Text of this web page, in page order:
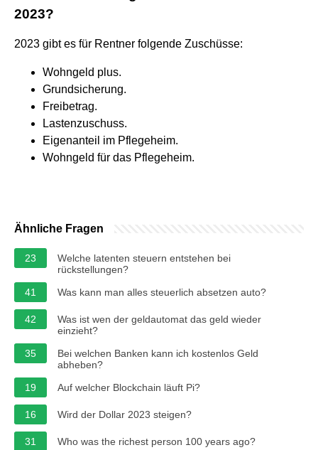
2023?
2023 gibt es für Rentner folgende Zuschüsse:
Wohngeld plus.
Grundsicherung.
Freibetrag.
Lastenzuschuss.
Eigenanteil im Pflegeheim.
Wohngeld für das Pflegeheim.
Ähnliche Fragen
23
Welche latenten steuern entstehen bei
rückstellungen?
41
Was kann man alles steuerlich absetzen auto?
42
Was ist wen der geldautomat das geld wieder
einzieht?
35
Bei welchen Banken kann ich kostenlos Geld
abheben?
19
Auf welcher Blockchain läuft Pi?
16 Wird der Dollar 2023 steigen?
31 Who was the richest person 100 years ago?